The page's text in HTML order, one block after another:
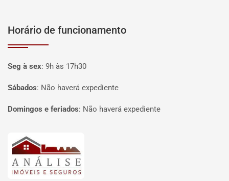
Horário de funcionamento
Seg à sex: 9h às 17h30
Sábados: Não haverá expediente
Domingos e feriados: Não haverá expediente
Página inicial